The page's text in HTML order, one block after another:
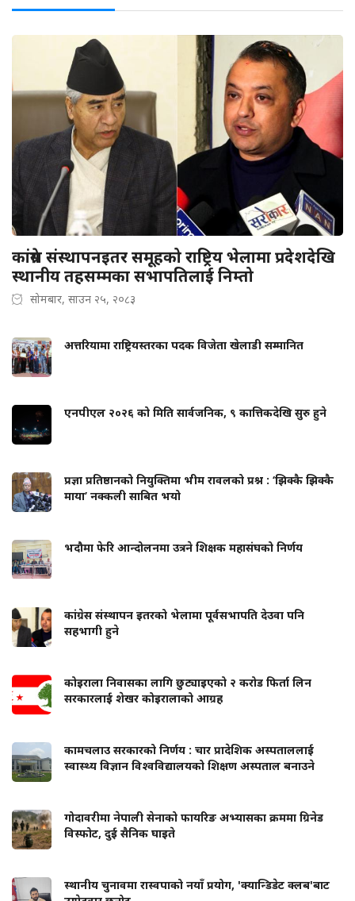
कांग्रेस संस्थापनइतर समूहको राष्ट्रिय भेलामा प्रदेशदेखि
स्थानीय तहसम्मका सभापतिलाई निम्तो
सोमबार, साउन २५, २०८३
अत्तरियामा राष्ट्रियस्तरका पदक विजेता खेलाडी सम्मानित
एनपीएल २०२६ को मिति सार्वजनिक, ९ कात्तिकदेखि सुरु हुने
प्रज्ञा प्रतिष्ठानको नियुक्तिमा भीम रावलको प्रश्न : ‘झिक्कै झिक्कै
माया’ नक्कली साबित भयो
भदौमा फेरि आन्दोलनमा उत्रने शिक्षक महासंघको निर्णय
कांग्रेस संस्थापन इतरको भेलामा पूर्वसभापति देउवा पनि
सहभागी हुने
कोइराला निवासका लागि छुट्याइएको २ करोड फिर्ता लिन
सरकारलाई शेखर कोइरालाको आग्रह
कामचलाउ सरकारको निर्णय : चार प्रादेशिक अस्पताललाई
स्वास्थ्य विज्ञान विश्वविद्यालयको शिक्षण अस्पताल बनाउने
गोदावरीमा नेपाली सेनाको फायरिङ अभ्यासका क्रममा ग्रिनेड
विस्फोट, दुई सैनिक घाइते
स्थानीय चुनावमा रास्वपाको नयाँ प्रयोग, 'क्यान्डिडेट क्लब'बाट